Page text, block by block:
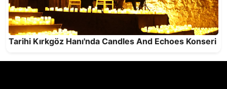
Tarihi Kırkgöz Hanı'nda Candles And Echoes Konseri